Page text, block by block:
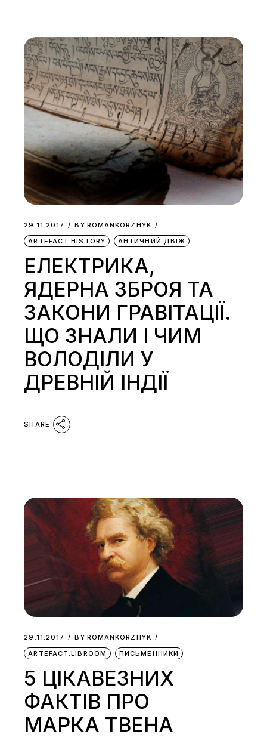
29.11.2017 BY ROMANKORZHYK
ARTEFACT.HISTORY
АНТИЧНИЙ ДВІЖ
ЕЛЕКТРИКА,
ЯДЕРНА ЗБРОЯ ТА
ЗАКОНИ ГРАВІТАЦІЇ.
ЩО ЗНАЛИ І ЧИМ
ВОЛОДІЛИ У
ДРЕВНІЙ ІНДІЇ
SHARE
29.11.2017 BY ROMANKORZHYK
ARTEFACT.LIBROOM
ПИСЬМЕННИКИ
5 ЦІКАВЕЗНИХ
ФАКТІВ ПРО
МАРКА ТВЕНА